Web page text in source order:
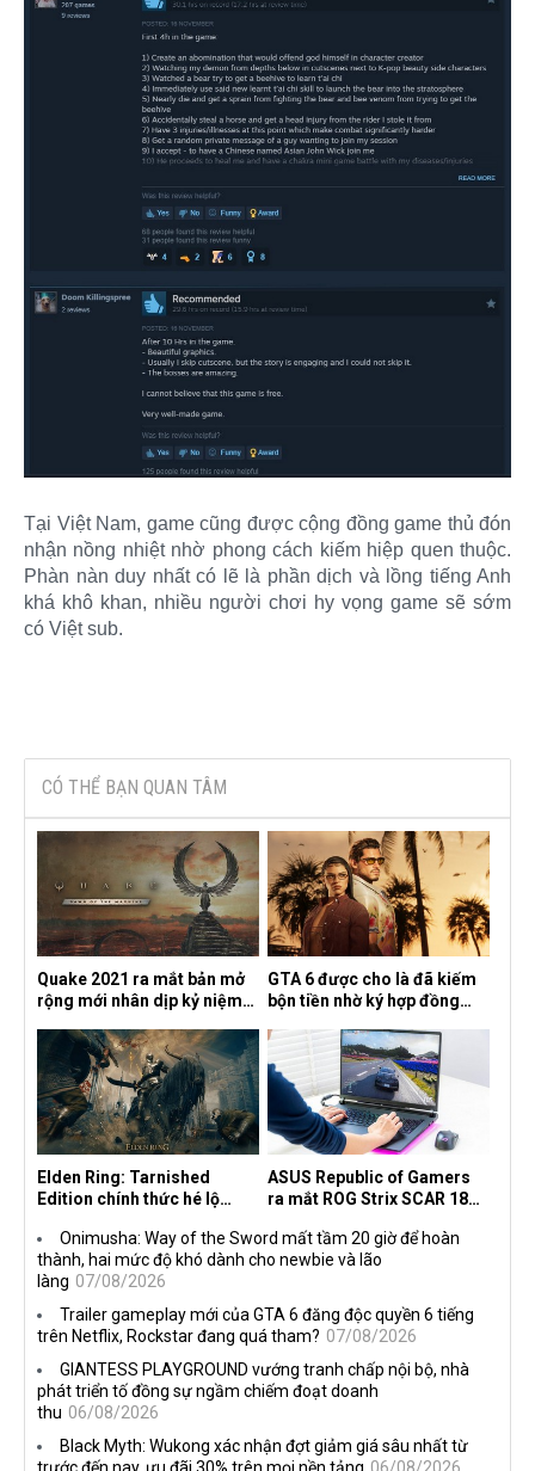
Tại Việt Nam, game cũng được cộng đồng game thủ đón
nhận nồng nhiệt nhờ phong cách kiếm hiệp quen thuộc.
Phàn nàn duy nhất có lẽ là phần dịch và lồng tiếng Anh
khá khô khan, nhiều người chơi hy vọng game sẽ sớm
có Việt sub.​
CÓ THỂ BẠN QUAN TÂM
Quake 2021 ra mắt bản mở
rộng mới nhân dịp kỷ niệm
the Machine
GTA 6 được cho là đã kiếm
bộn tiền nhờ ký hợp đồng
Elden Ring: Tarnished
Edition chính thức hé lộ
ASUS Republic of Gamers
ra mắt ROG Strix SCAR 18
Onimusha: Way of the Sword mất tầm 20 giờ để hoàn
thành, hai mức độ khó dành cho newbie và lão
làng 07/08/2026
Trailer gameplay mới của GTA 6 đăng độc quyền 6 tiếng
trên Netflix, Rockstar đang quá tham? 07/08/2026
GIANTESS PLAYGROUND vướng tranh chấp nội bộ, nhà
phát triển tố đồng sự ngầm chiếm đoạt doanh
thu 06/08/2026
Black Myth: Wukong xác nhận đợt giảm giá sâu nhất từ